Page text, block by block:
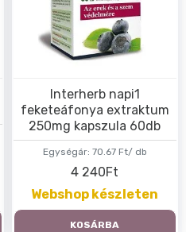
Egységár: 70.67 Ft/ db
Interherb napi1
feketeáfonya extraktum
250mg kapszula 60db
4 240Ft
Webshop készleten
KOSÁRBA